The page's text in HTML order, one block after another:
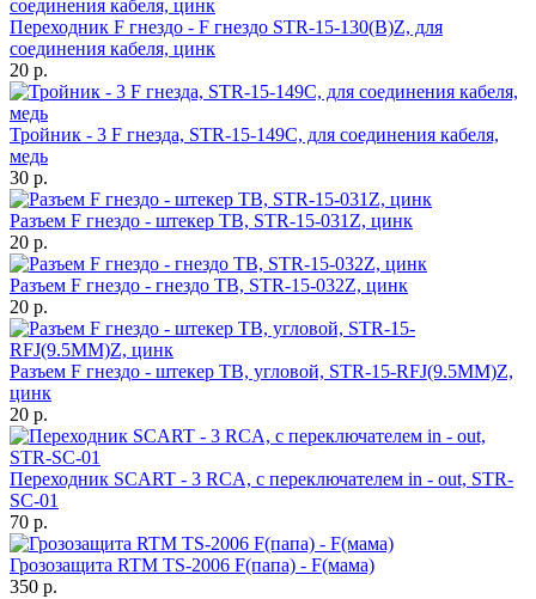
Переходник F гнездо - F гнездо STR-15-130(B)Z, для
соединения кабеля, цинк
20 р.
Тройник - 3 F гнезда, STR-15-149C, для соединения кабеля,
медь
30 р.
Разъем F гнездо - штекер ТВ, STR-15-031Z, цинк
20 р.
Разъем F гнездо - гнездо ТВ, STR-15-032Z, цинк
20 р.
Разъем F гнездо - штекер ТВ, угловой, STR-15-RFJ(9.5MM)Z,
цинк
20 р.
Переходник SCART - 3 RCA, с переключателем in - out, STR-
SC-01
70 р.
Грозозащита RTM TS-2006 F(папа) - F(мама)
350 р.